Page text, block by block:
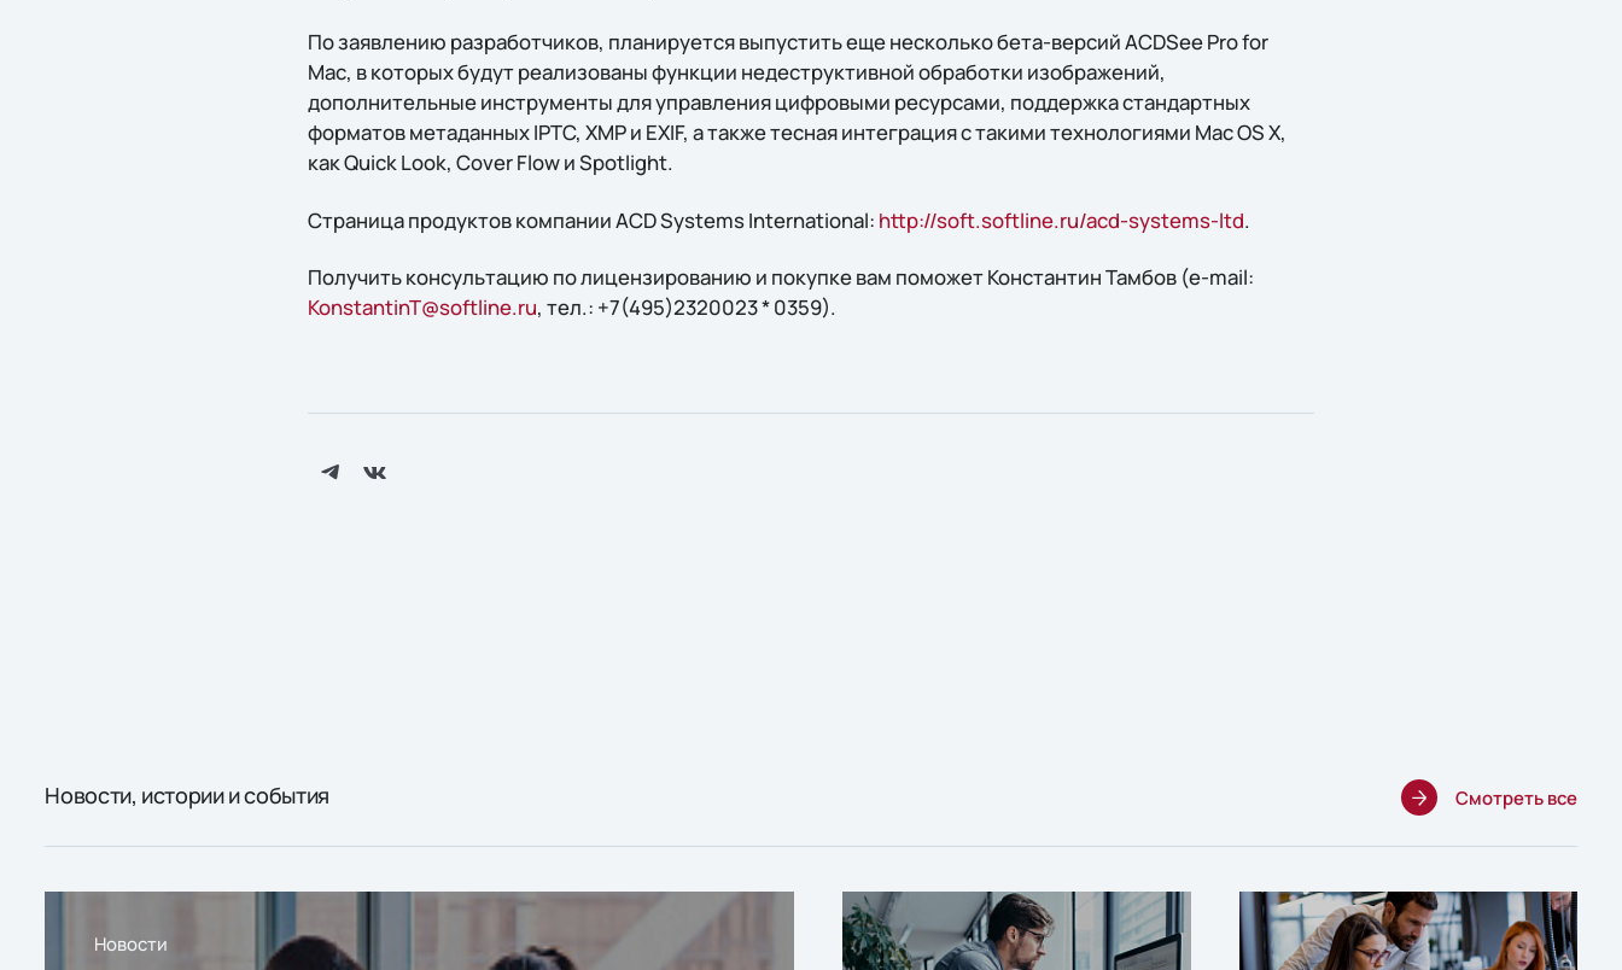
По заявлению разработчиков, планируется выпустить еще несколько бета-версий ACDSee Pro for
Mac, в которых будут реализованы функции недеструктивной обработки изображений,
дополнительные инструменты для управления цифровыми ресурсами, поддержка стандартных
форматов метаданных IPTC, XMP и EXIF, а также тесная интеграция с такими технологиями Mac OS X,
как Quick Look, Cover Flow и Spotlight.
Страница продуктов компании ACD Systems International: http://soft.softline.ru/acd-systems-ltd.
Получить конcультацию по лицензированию и покупке вам поможет Константин Тамбов (e-mail:
KonstantinT@softline.ru, тел.: +7(495)2320023 * 0359).
Новости, истории и события Смотреть все
Новости